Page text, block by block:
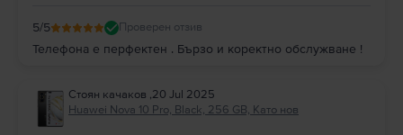
5/5 Проверен отзив
Телефона е перфектен . Бързо и коректно обслужване !
Стоян качаков ,20 Jul 2025
Huawei Nova 10 Pro, Black, 256 GB, Като нов